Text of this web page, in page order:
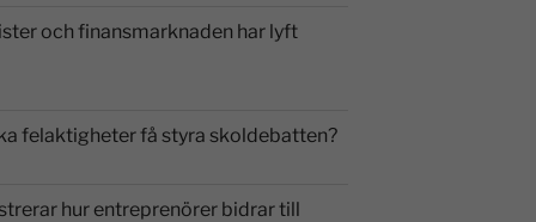
och finansmarknaden har lyft
felaktigheter få styra skoldebatten?
hur entreprenörer bidrar till